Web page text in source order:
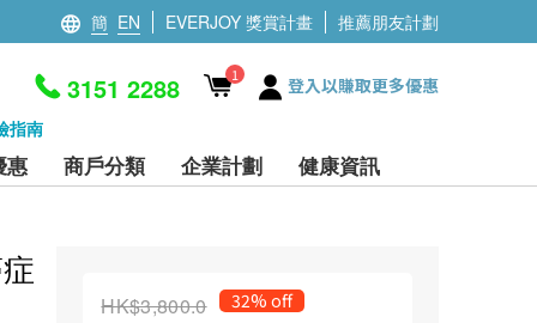
簡 EN EVERJOY 獎賞計畫 推薦朋友計劃
指南
3151 2288 1 登入以賺取更多優惠
惠 商戶分類 企業計劃 健康資訊
HK$3,800.0 32% off